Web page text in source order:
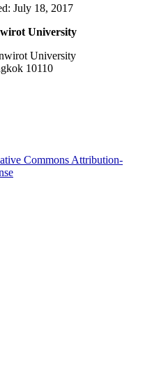
July 18, 2017
University
University
10110
Commons Attribution-